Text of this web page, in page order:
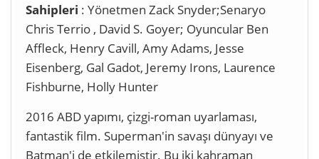
Sahipleri : Yönetmen Zack Snyder;Senaryo
Chris Terrio , David S. Goyer; Oyuncular Ben
Affleck, Henry Cavill, Amy Adams, Jesse
Eisenberg, Gal Gadot, Jeremy Irons, Laurence
Fishburne, Holly Hunter
2016 ABD yapımı, çizgi-roman uyarlaması,
fantastik film. Superman'in savaşı dünyayı ve
Batman'i de etkilemiştir. Bu iki kahraman